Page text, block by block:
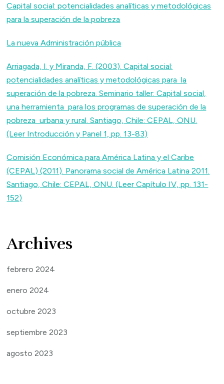
Capital social: potencialidades analíticas y metodológicas
para la superación de la pobreza
La nueva Administración pública
Arriagada, I. y Miranda, F. (2003). Capital social:
potencialidades analíticas y metodológicas para la
superación de la pobreza. Seminario taller: Capital social,
una herramienta para los programas de superación de la
pobreza urbana y rural. Santiago, Chile: CEPAL, ONU.
(Leer Introducción y Panel 1, pp. 13-83)
Comisión Económica para América Latina y el Caribe
(CEPAL) (2011). Panorama social de América Latina 2011.
Santiago, Chile: CEPAL, ONU. (Leer Capítulo IV, pp. 131-
152)
Archives
febrero 2024
enero 2024
octubre 2023
septiembre 2023
agosto 2023